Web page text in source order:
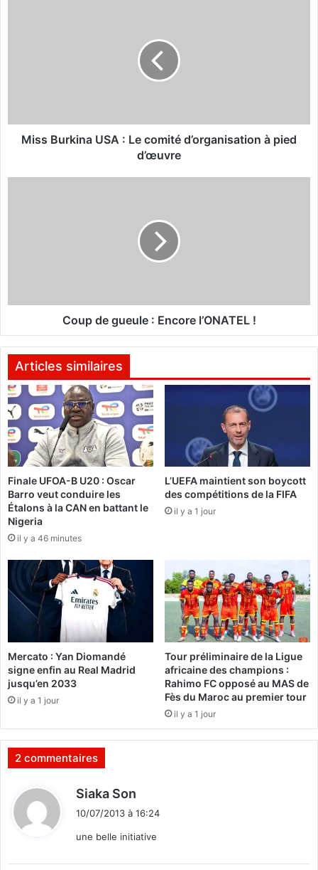
i
d
r
g
a
n
i
s
a
t
i
o
n
i
’
œ
u
v
r
Miss Burkina USA : Le comité d’organisation à pied
d’œuvre
e
l
e
E
n
c
o
r
e
l
’
O
N
A
T
E
!
Coup de gueule : Encore l’ONATEL !
Articles similaires
Finale UFOA-B U20 : Oscar
Barro veut conduire les
Étalons à la CAN en battant le
Nigeria
il y a 46 minutes
L’UEFA maintient son boycott
des compétitions de la FIFA
il y a 1 jour
Mercato : Yan Diomandé
signe enfin au Real Madrid
jusqu’en 2033
il y a 1 jour
Tour préliminaire de la Ligue
africaine des champions :
Rahimo FC opposé au MAS de
Fès du Maroc au premier tour
il y a 1 jour
2 commentaires
Siaka Son
10/07/2013 à 16:24
une belle initiative